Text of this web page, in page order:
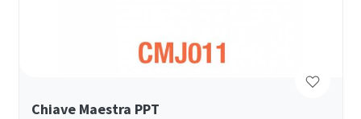
Chiave Maestra PPT